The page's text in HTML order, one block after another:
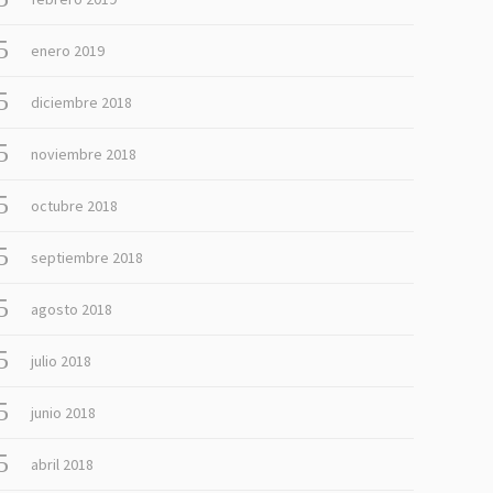
enero 2019
diciembre 2018
noviembre 2018
octubre 2018
septiembre 2018
agosto 2018
julio 2018
junio 2018
abril 2018